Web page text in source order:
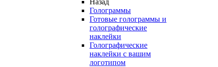
Голограммы
Готовые голограммы и
голографические
наклейки
Голографические
наклейки с вашим
логотипом